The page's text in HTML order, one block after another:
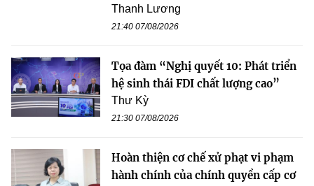
Thanh Lương
21:40 07/08/2026
Tọa đàm “Nghị quyết 10: Phát triển
hệ sinh thái FDI chất lượng cao”
Thư Kỳ
21:30 07/08/2026
Hoàn thiện cơ chế xử phạt vi phạm
hành chính của chính quyền cấp cơ